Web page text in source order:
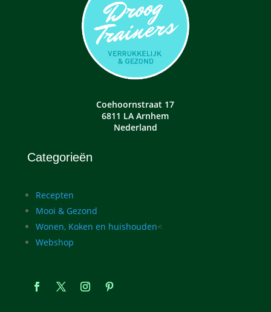
Coehoornstraat 17
6811 LA Arnhem
Nederland
Categorieën
Recepten
Mooi & Gezond
Wonen, Koken en huishouden<
Webshop